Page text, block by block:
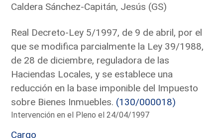
Caldera Sánchez-Capitán, Jesús (GS)
Real Decreto-Ley 5/1997, de 9 de abril, por el
que se modifica parcialmente la Ley 39/1988,
de 28 de diciembre, reguladora de las
Haciendas Locales, y se establece una
reducción en la base imponible del Impuesto
sobre Bienes Inmuebles. (130/000018)
Intervención en el Pleno el 24/04/1997
Cargo